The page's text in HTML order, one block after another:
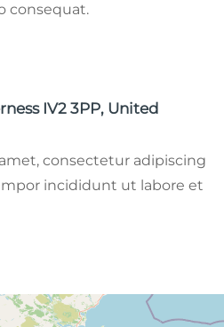
consequat.
IV2 3PP, United
consectetur adipiscing
incididunt ut labore et